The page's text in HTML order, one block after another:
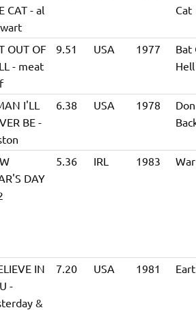
CAT - al
Cat
OUT OF
- meat
9.51 USA 1977
Bat
Hell
I'LL
BE -
6.38 USA 1978
DAY
5.36 IRL 1983 War
IN
-
&
7.20 USA 1981